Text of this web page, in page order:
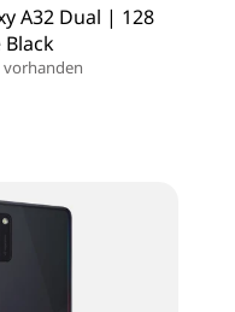
A32 Dual | 128
vorhanden